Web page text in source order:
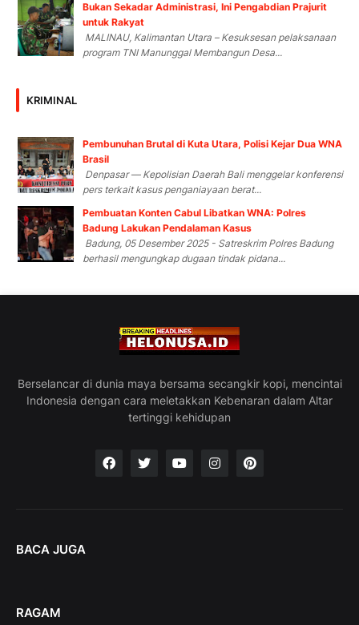
Bukan Sekadar Administrasi, Ini Pengabdian Prajurit
untuk Rakyat
MALINAU, Kalimantan Utara – Kesuksesan pelaksanaan
program TNI Manunggal Membangun Desa...
KRIMINAL
Pembunuhan Brutal di Kuta Utara, Polisi Kejar Dua WNA
Brasil
Denpasar — Kepolisian Daerah Bali menggelar konferensi
pers terkait kasus penganiayaan berat...
Pembuatan Konten Cabul Libatkan WNA: Polres
Badung Lakukan Pendalaman Kasus
Badung, 05 Desember 2025 - Satreskrim Polres Badung
berhasil mengungkap dugaan tindak pidana...
Berselancar di dunia maya bersama secangkir kopi, mencintai
Indonesia dengan cara meletakkan Kebenaran dalam Altar
tertinggi kehidupan
BACA JUGA
RAGAM